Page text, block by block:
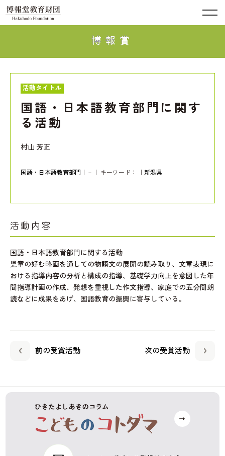
博報賞
活動タイトル
国語・日本語教育部門に関す
る活動
村山 芳正
国語・日本語教育部門 ｜－｜ キーワード： 新潟県
活動内容
国語・日本語教育部門に関する活動
児童の好む略画を通しての物語文の展開の読み取り、文章表現に
おける指導内容の分析と構成の指導、基礎学力向上を意図した年
間指導計画の作成、発想を重視した作文指導、家庭での五分間朗
読などに成果をあげ、国語教育の振興に寄与している。
前の受賞活動 次の受賞活動